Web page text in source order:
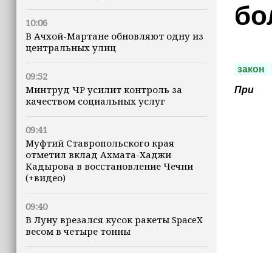
10:06
В Ачхой-Мартане обновляют одну из
центральных улиц
09:52
Минтруд ЧР усилит контроль за
качеством социальных услуг
09:41
Муфтий Ставропольского края
отметил вклад Ахмата-Хаджи
Кадырова в восстановление Чечни
(+видео)
09:40
В Луну врезался кусок ракеты SpaceX
весом в четыре тонны
закон
При